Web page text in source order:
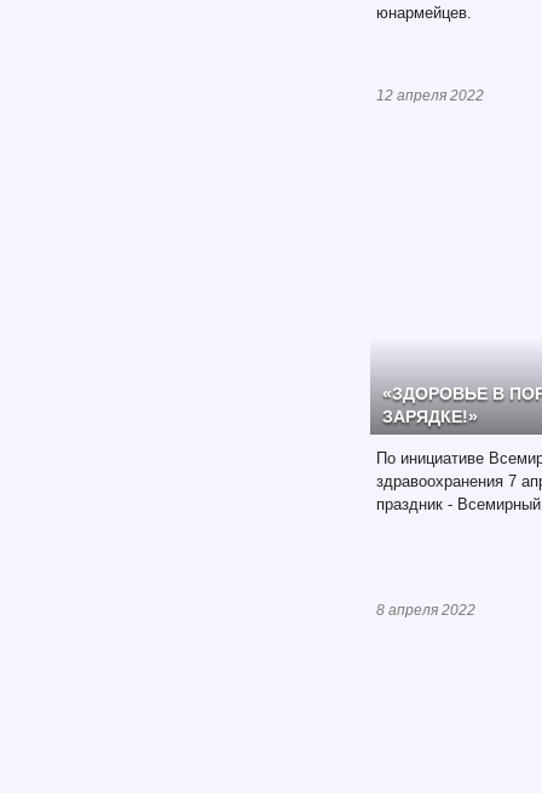
юнармейцев.
12 апреля 2022
«ЗДОРОВЬЕ В
ЗАРЯДКЕ!»
По инициативе
здравоохранения 7
праздник -
8 апреля 2022